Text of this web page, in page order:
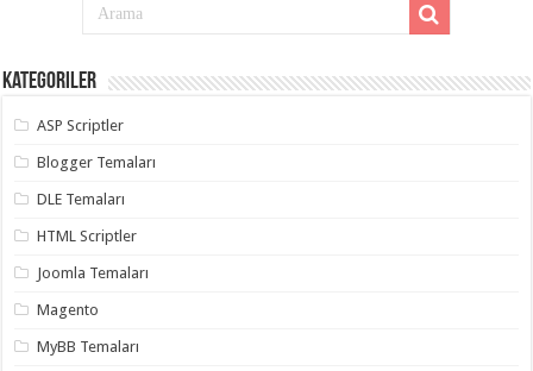
asansörlü
evden
taşımacılık,
organizasyon,
organizasyon,
organizasyon,
organizasyon,
organizasyon,
Kategoriler
ASP Scriptler
Blogger Temaları
DLE Temaları
HTML Scriptler
Joomla Temaları
Magento
MyBB Temaları